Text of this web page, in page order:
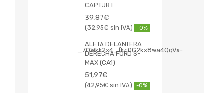
CAPTUR I
39,87€
32,95€ -0%
ALETA DELANTERA
DERECHA FORD S-
MAX (CA1)
51,97€
42,95€ -0%